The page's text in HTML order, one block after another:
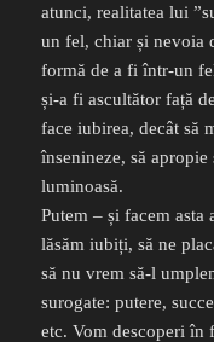
atunci, realitatea lui
un fel, chiar și nevoia
formă de a fi într-un
și-a fi ascultător față
face iubirea, decât să
însenineze, să
luminoasă.
Putem – și facem asta
lăsăm iubiți, să ne
să nu vrem să-l
surogate: putere,
etc. Vom descoperi în